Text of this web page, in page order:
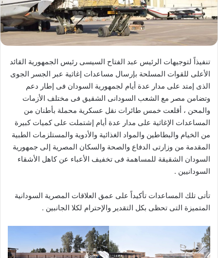
تنفيذاً لتوجيهات الرئيس عبد الفتاح السيسى رئيس الجمهورية القائد
الأعلى للقوات المسلحة بإرسال مساعدات إغاثية عبر الجسر الجوى
الذى إمتد على مدار عدة أيام لجمهورية السودان فى إطار دعم
وتضامن مصر مع الشعب السودانى الشقيق فى مختلف الأزمات
والمحن ، أقلعت خمس طائرات نقل عسكرية محملة بأطنان من
المساعدات الإغاثية على مدار عدة أيام إشتملت على كميات كبيرة
من الخيام والبطاطين والمواد الغذائية والأدوية والمستلزمات الطبية
المقدمة من وزارتى الدفاع والصحة والسكان المصرية إلى جمهورية
السودان الشقيقة للمساهمة فى تخفيف الأعباء عن كاهل الأشقاء
السودانيين .
تأتى تلك المساعدات تأكيداً على عمق العلاقات المصرية السودانية
المتميزة التى تحظى بكل التقدير والإحترام لكلا الجانبين .